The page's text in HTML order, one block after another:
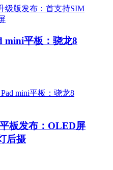
mini平板：骁龙8
板发布：OLED屏
后摄